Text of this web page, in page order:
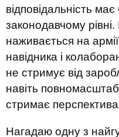
відповідальність
законодавчому
наживається на
навідника і
не стримує від
навіть
стримає перспектива
Нагадаю одну з